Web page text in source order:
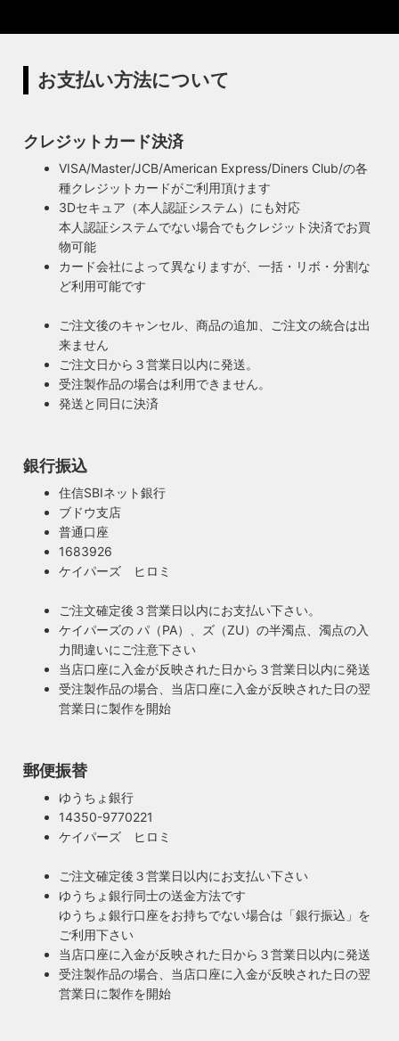
お支払い方法について
クレジットカード決済
VISA/Master/JCB/American Express/Diners Club/の各
種クレジットカードがご利用頂けます
3Dセキュア（本人認証システム）にも対応
本人認証システムでない場合でもクレジット決済でお買
物可能
カード会社によって異なりますが、一括・リボ・分割な
ど利用可能です
ご注文後のキャンセル、商品の追加、ご注文の統合は出
来ません
ご注文日から３営業日以内に発送。
受注製作品の場合は利用できません。
発送と同日に決済
銀行振込
住信SBIネット銀行
ブドウ支店
普通口座
1683926
ケイパーズ ヒロミ
ご注文確定後３営業日以内にお支払い下さい。
ケイパーズの パ（PA）、ズ（ZU）の半濁点、濁点の入
力間違いにご注意下さい
当店口座に入金が反映された日から３営業日以内に発送
受注製作品の場合、当店口座に入金が反映された日の翌
営業日に製作を開始
郵便振替
ゆうちょ銀行
14350-9770221
ケイパーズ ヒロミ
ご注文確定後３営業日以内にお支払い下さい
ゆうちょ銀行同士の送金方法です
ゆうちょ銀行口座をお持ちでない場合は「銀行振込」を
ご利用下さい
当店口座に入金が反映された日から３営業日以内に発送
受注製作品の場合、当店口座に入金が反映された日の翌
営業日に製作を開始